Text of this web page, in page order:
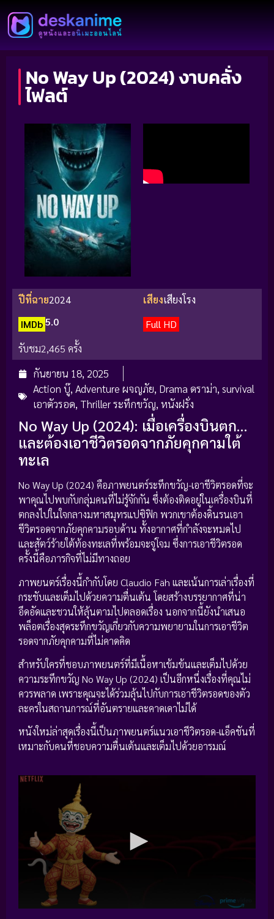
No Way Up (2024) งาบคลั่ง
ไฟลต์
ปีที่ฉาย2024 เสียงเสียงโรง
IMDb5.0
Full HD
รับชม2,465 ครั้ง
กันยายน 18, 2025
Action บู๊, Adventure ผจญภัย, Drama ดราม่า, survival
เอาตัวรอด, Thriller ระทึกขวัญ, หนังฝรั่ง
No Way Up (2024): เมื่อเครื่องบินตก…
และต้องเอาชีวิตรอดจากภัยคุกคามใต้
ทะเล
No Way Up (2024) คือภาพยนตร์ระทึกขวัญ-เอาชีวิตรอดที่จะ
พาคุณไปพบกับกลุ่มคนที่ไม่รู้จักกัน ซึ่งต้องติดอยู่ในเครื่องบินที่
ตกลงไปในใจกลางมหาสมุทรแปซิฟิก พวกเขาต้องดิ้นรนเอา
ชีวิตรอดจากภัยคุกคามรอบด้าน ทั้งอากาศที่กำลังจะหมดไป
และสัตว์ร้ายใต้ท้องทะเลที่พร้อมจะจู่โจม ซึ่งการเอาชีวิตรอด
ครั้งนี้คือภารกิจที่ไม่มีทางถอย
ภาพยนตร์เรื่องนี้กำกับโดย Claudio Fäh และเน้นการเล่าเรื่องที่
กระชับและเต็มไปด้วยความตื่นเต้น โดยสร้างบรรยากาศที่น่า
อึดอัดและชวนให้ลุ้นตามไปตลอดเรื่อง นอกจากนี้ยังนำเสนอ
พล็อตเรื่องสุดระทึกขวัญเกี่ยวกับความพยายามในการเอาชีวิต
รอดจากภัยคุกคามที่ไม่คาดคิด
สำหรับใครที่ชอบภาพยนตร์ที่มีเนื้อหาเข้มข้นและเต็มไปด้วย
ความระทึกขวัญ No Way Up (2024) เป็นอีกหนึ่งเรื่องที่คุณไม่
ควรพลาด เพราะคุณจะได้ร่วมลุ้นไปกับการเอาชีวิตรอดของตัว
ละครในสถานการณ์ที่อันตรายและคาดเดาไม่ได้
หนังใหม่ล่าสุดเรื่องนี้เป็นภาพยนตร์แนวเอาชีวิตรอด-แอ็คชันที่
เหมาะกับคนที่ชอบความตื่นเต้นและเต็มไปด้วยอารมณ์